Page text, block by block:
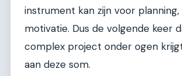
instrument kan zijn voor
motivatie. Dus de volgende keer
complex project onder ogen
aan deze som.